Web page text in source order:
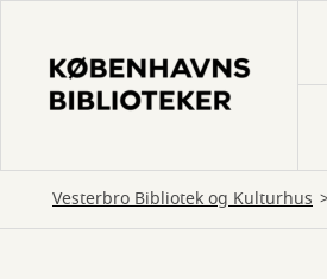
hovedindhold
Vesterbro Bibliotek og Kulturhus